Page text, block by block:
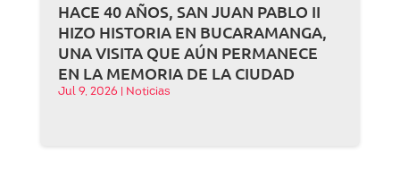
HACE 40 AÑOS, SAN JUAN PABLO II
HIZO HISTORIA EN BUCARAMANGA,
UNA VISITA QUE AÚN PERMANECE
EN LA MEMORIA DE LA CIUDAD
Jul 9, 2026 Noticias